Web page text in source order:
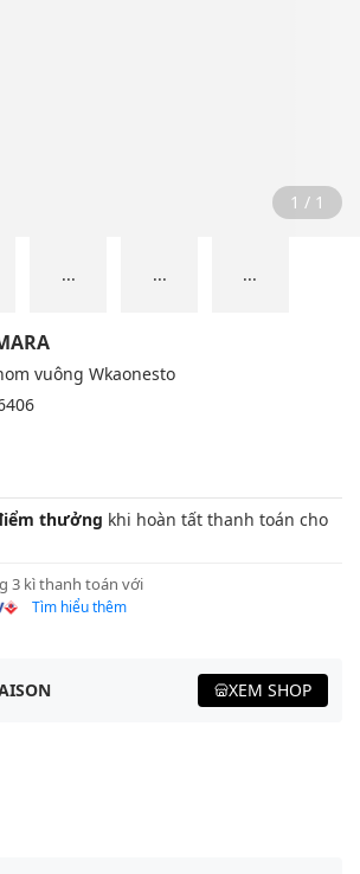
1 / 1
... ... ...
vuông Wkaonesto
thưởng khi hoàn tất thanh toán cho
3 kì thanh toán với
Tìm hiểu thêm
XEM SHOP